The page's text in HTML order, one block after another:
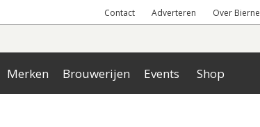
Contact Adverteren Over
Merken Brouwerijen Events Shop